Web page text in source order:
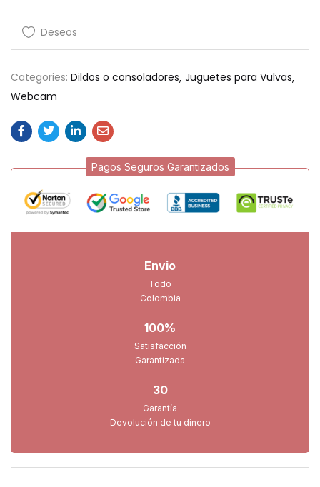
Categories: Dildos o consoladores Juguetes para Vulvas
Webcam
Pagos Seguros Garantizados
Envio
Todo
Colombia
100%
Satisfacción
Garantizada
30
Garantía
Devolución de tu dinero